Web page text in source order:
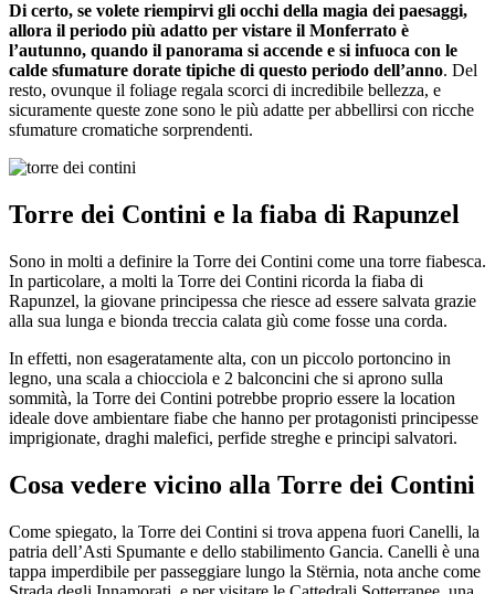
Di certo, se volete riempirvi gli occhi della magia dei paesaggi,
allora il periodo più adatto per vistare il Monferrato è
l’autunno, quando il panorama si accende e si infuoca con le
calde sfumature dorate tipiche di questo periodo dell’anno. Del
resto, ovunque il foliage regala scorci di incredibile bellezza, e
sicuramente queste zone sono le più adatte per abbellirsi con ricche
sfumature cromatiche sorprendenti.
Torre dei Contini e la fiaba di Rapunzel
Sono in molti a definire la Torre dei Contini come una torre fiabesca.
In particolare, a molti la Torre dei Contini ricorda la fiaba di
Rapunzel, la giovane principessa che riesce ad essere salvata grazie
alla sua lunga e bionda treccia calata giù come fosse una corda.
In effetti, non esageratamente alta, con un piccolo portoncino in
legno, una scala a chiocciola e 2 balconcini che si aprono sulla
sommità, la Torre dei Contini potrebbe proprio essere la location
ideale dove ambientare fiabe che hanno per protagonisti principesse
imprigionate, draghi malefici, perfide streghe e principi salvatori.
Cosa vedere vicino alla Torre dei Contini
Come spiegato, la Torre dei Contini si trova appena fuori Canelli, la
patria dell’Asti Spumante e dello stabilimento Gancia. Canelli è una
tappa imperdibile per passeggiare lungo la Stërnia, nota anche come